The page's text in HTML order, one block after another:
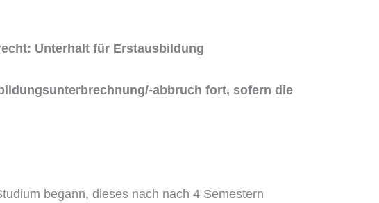
Unterhalt für Erstausbildung
abbruch fort, sofern die
begann, dieses nach nach 4 Semestern